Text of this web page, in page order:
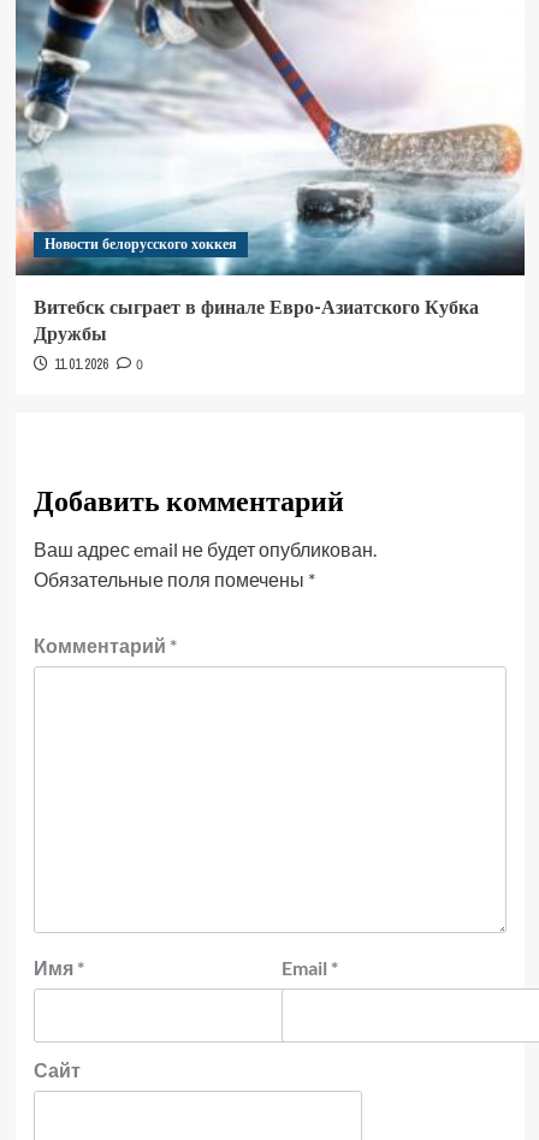
Новости белорусского хоккея
Витебск сыграет в финале Евро-Азиатского Кубка
Дружбы
11.01.2026 0
Добавить комментарий
Ваш адрес email не будет опубликован.
Обязательные поля помечены *
Комментарий *
Имя * Email *
Сайт